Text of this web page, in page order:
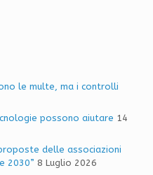
le multe, ma i controlli
possono aiutare 14
delle associazioni
2030” 8 Luglio 2026